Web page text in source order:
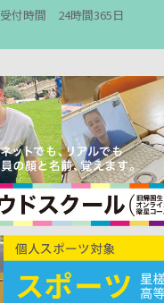
受付時間 24時間365日